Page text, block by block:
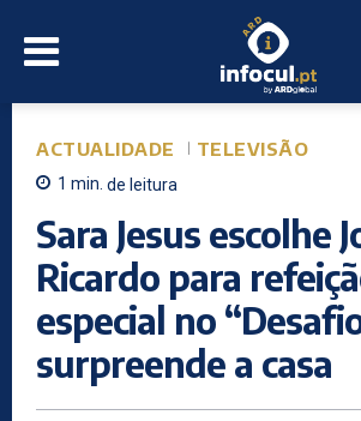
ACTUALIDADE TELEVISÃO
1 min. de leitura
Sara Jesus escolhe
Ricardo para
especial no
surpreende a casa